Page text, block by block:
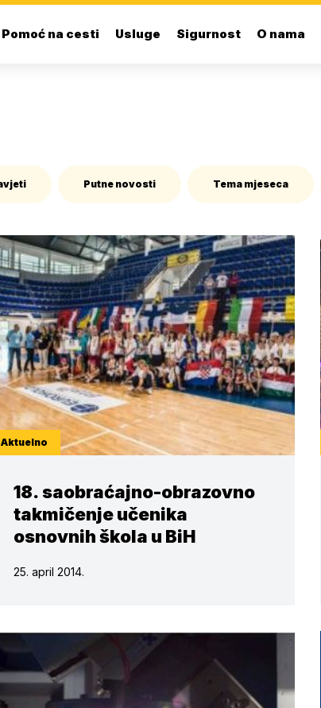
Pomoć na cesti Usluge Sigurnost O nama
Putne novosti Tema mjeseca
Aktuelno
18. saobraćajno-obrazovno
takmičenje učenika
osnovnih škola u BiH
25. april 2014.